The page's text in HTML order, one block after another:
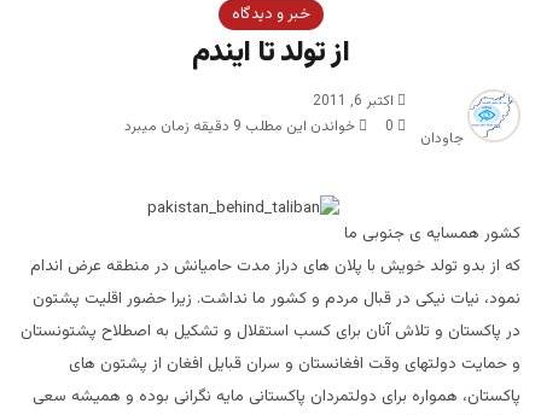
خبر و دیدگاه
از تولد تا ایندم
جاودان
اکتبر 6, 2011
0
خواندن این مطلب 9 دقیقه زمان میبرد
کشور همسایه ی جنوبی ما
که از بدو تولد خویش با پلان های دراز مدت حامیانش در منطقه عرض اندام
نمود، نیات نیکی در قبال مردم و کشور ما نداشت. زیرا حضور اقلیت پشتون
در پاکستان و تلاش آنان برای کسب استقلال و تشکیل به اصطلاح پشتونستان
و حمایت دولتهای وقت افغانستان و سران قبایل افغان از پشتون های
پاکستان، همواره برای دولتمردان پاکستانی مایه نگرانی بوده و همیشه سعی